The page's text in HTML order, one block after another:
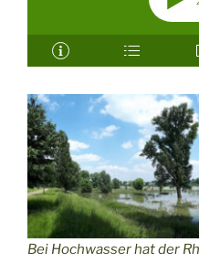
Bei Hochwasser hat der